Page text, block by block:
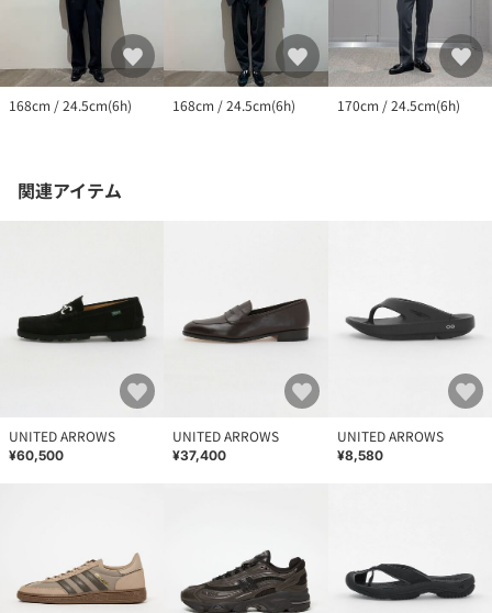
168cm / 24.5cm(6h) 168cm / 24.5cm(6h) 170cm / 24.5cm(6h)
関連アイテム
UNITED ARROWS
¥60,500
UNITED ARROWS
¥37,400
UNITED ARROWS
¥8,580